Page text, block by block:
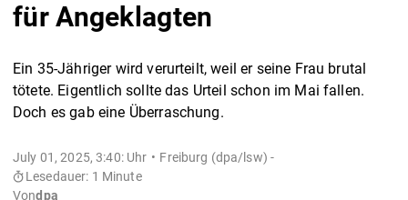
für Angeklagten
Ein 35-Jähriger wird verurteilt, weil er seine Frau brutal
tötete. Eigentlich sollte das Urteil schon im Mai fallen.
Doch es gab eine Überraschung.
July 01, 2025, 3:40: Uhr
Freiburg (dpa/lsw) -
Lesedauer: 1 Minute
Vondpa